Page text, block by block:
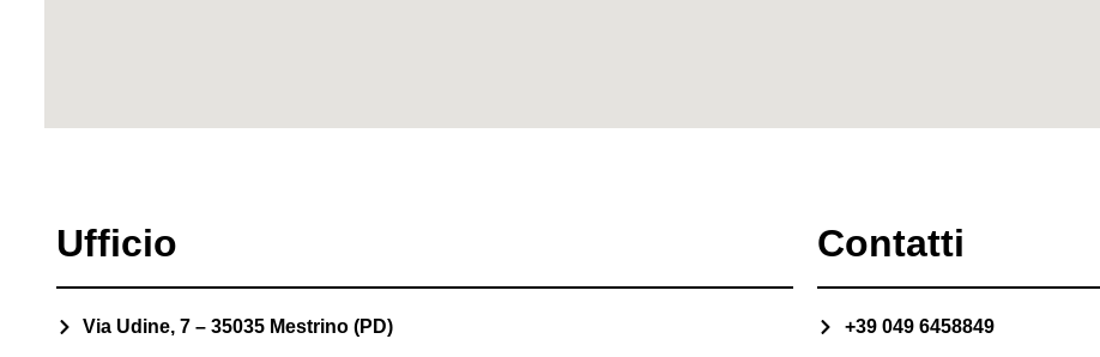
Ufficio
Via Udine, 7 – 35035 Mestrino (PD)
Contatti
+39 049 6458849